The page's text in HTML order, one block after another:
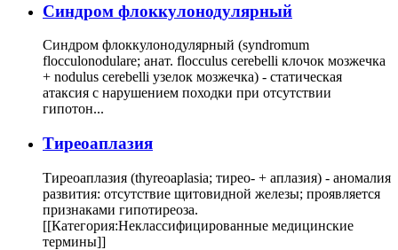
Cиндром флоккулонодулярный
Синдром флоккулонодулярный (syndromum
flocculonodulare; анат. flocculus cerebelli клочок мозжечка
+ nodulus cerebelli узелок мозжечка) - статическая
атаксия с нарушением походки при отсутствии
гипотон...
Тиреоаплазия
Тиреоаплазия (thyreoaplasia; тирео- + аплазия) - аномалия
развития: отсутствие щитовидной железы; проявляется
признаками гипотиреоза.
[[Категория:Неклассифицированные медицинские
термины]]